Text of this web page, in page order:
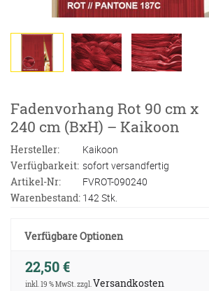
Fadenvorhang Rot 90 cm x
240 cm (BxH) – Kaikoon
Hersteller:
Kaikoon
Verfügbarkeit: sofort versandfertig
Artikel-Nr:
FVROT-090240
Warenbestand: 142 Stk.
Verfügbare Optionen
22,50 €
inkl. 19 % MwSt. zzgl.Versandkosten